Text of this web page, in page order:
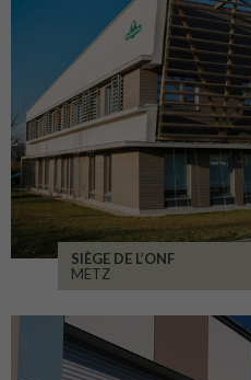
SIÈGE DE L’ONF
METZ